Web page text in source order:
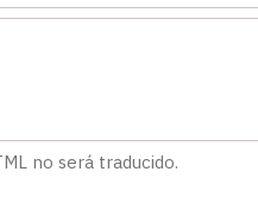
no será traducido.